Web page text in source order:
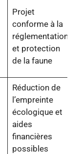
Projet
conforme à la
réglementation
et protection
de la faune
Réduction de
l’empreinte
écologique et
aides
financières
possibles